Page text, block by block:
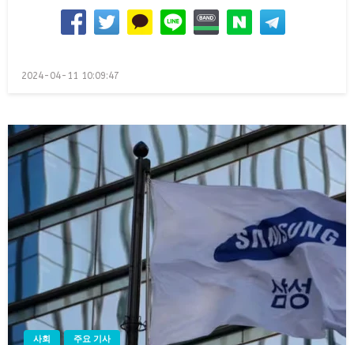
Posted
2024-04-11 10:09:47
사회 주요 기사